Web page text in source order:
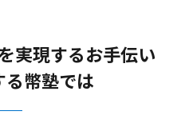
実現するお手伝い
る幣塾では